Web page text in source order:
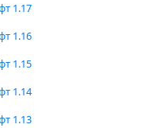
1.17
1.16
1.15
1.14
1.13